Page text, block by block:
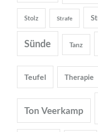
Stolz Strafe
Sünde Tanz
Teufel Therapie
Ton Veerkamp